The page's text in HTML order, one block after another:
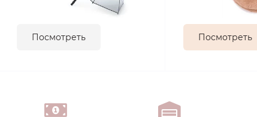
Посмотреть Посмотреть